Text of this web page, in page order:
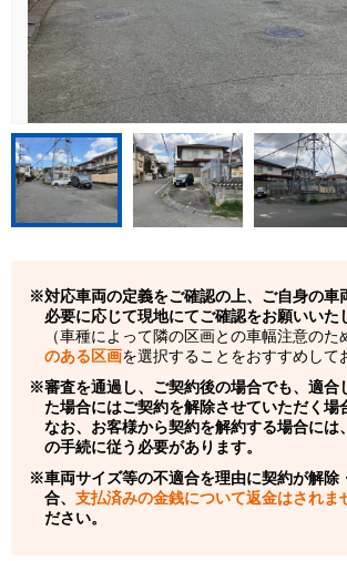
対応車両の定義をご確認の上、ご自身の車
必要に応じて現地にてご確認をお願いいた
（車種によって隣の区画との車幅注意のた
のある区画を選択することをおすすめして
審査を通過し、ご契約後の場合でも、適合
た場合にはご契約を解除させていただく場
なお、お客様から契約を解約する場合には
の手続に従う必要があります。
車両サイズ等の不適合を理由に契約が解除
合、 支払済みの金銭について返金はされま
ださい。